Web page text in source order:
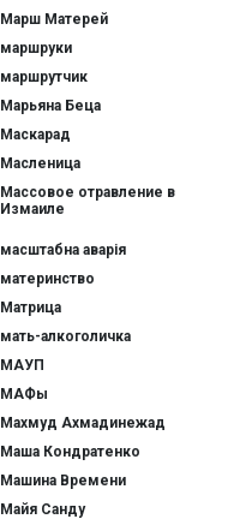
Марш Матерей
маршруки
маршрутчик
Марьяна Беца
Маскарад
Масленица
Массовое отравление в
Измаиле
масштабна аварія
материнство
Матрица
мать-алкоголичка
МАУП
МАФы
Махмуд Ахмадинежад
Маша Кондратенко
Машина Времени
Майя Санду